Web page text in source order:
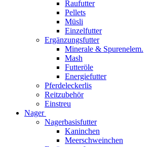
Raufutter
Pellets
Müsli
Einzelfutter
Ergänzungsfutter
Minerale & Spurenelem.
Mash
Futteröle
Energiefutter
Pferdeleckerlis
Reitzubehör
Einstreu
Nager
Nagerbasisfutter
Kaninchen
Meerschweinchen